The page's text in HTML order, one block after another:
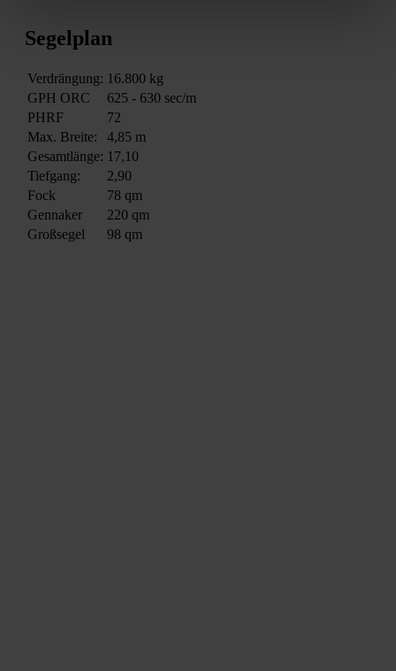
Segelplan
Verdrängung: 16.800 kg
GPH ORC
625 - 630 sec/m
PHRF
72
Max. Breite:
4,85 m
Gesamtlänge: 17,10
Tiefgang:
2,90
Fock
78 qm
Gennaker
220 qm
Großsegel
98 qm